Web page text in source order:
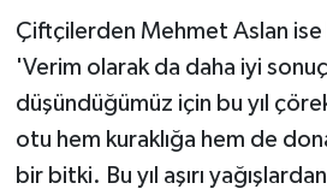
Çiftçilerden Mehmet Aslan ise
'Verim olarak da daha iyi sonuç
düşündüğümüz için bu yıl
otu hem kuraklığa hem de
bir bitki. Bu yıl aşırı